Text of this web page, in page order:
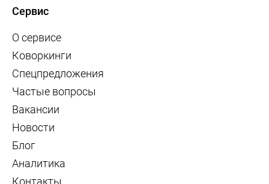
Сервис
О сервисе
Коворкинги
Спецпредложения
Частые вопросы
Вакансии
Новости
Блог
Аналитика
Контакты